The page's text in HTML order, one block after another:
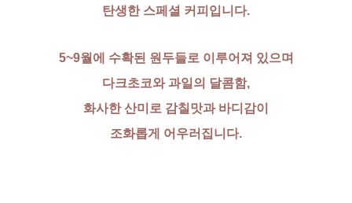
탄생한 스페셜 커피입니다.
5~9월에 수확된 원두들로 이루어져 있으며
다크초코와 과일의 달콤함,
화사한 산미로 감칠맛과 바디감이
조화롭게 어우러집니다.